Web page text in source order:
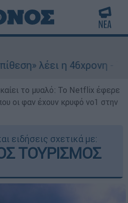
- Τι αποκάλυψε
το μυαλό: Το Netflix έφερε
οι φαν έχουν κρυφό νο1 στην
ειδήσεις σχετικά με:
ΤΟΥΡΙΣΜΟΣ